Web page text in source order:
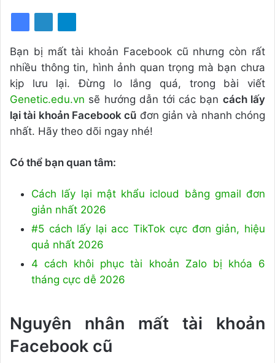
Bạn bị mất tài khoản Facebook cũ nhưng còn rất
nhiều thông tin, hình ảnh quan trọng mà bạn chưa
kịp lưu lại. Đừng lo lắng quá, trong bài viết
Genetic.edu.vn sẽ hướng dẫn tới các bạn cách lấy
lại tài khoản Facebook cũ đơn giản và nhanh chóng
nhất. Hãy theo dõi ngay nhé!
Có thể bạn quan tâm:
Cách lấy lại mật khẩu icloud bằng gmail đơn
giản nhất 2026
#5 cách lấy lại acc TikTok cực đơn giản, hiệu
quả nhất 2026
4 cách khôi phục tài khoản Zalo bị khóa 6
tháng cực dễ 2026
Nguyên nhân mất tài khoản
Facebook cũ